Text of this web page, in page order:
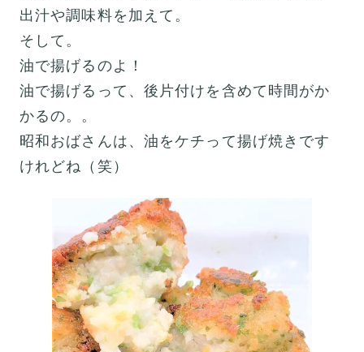
出汁や調味料を加えて。
そして。
油で揚げるのよ！
油で揚げるって、後片付けを含めて時間がか
かるの。。
昭和おばさんは、油をケチって揚げ焼きです
けれどね（笑）